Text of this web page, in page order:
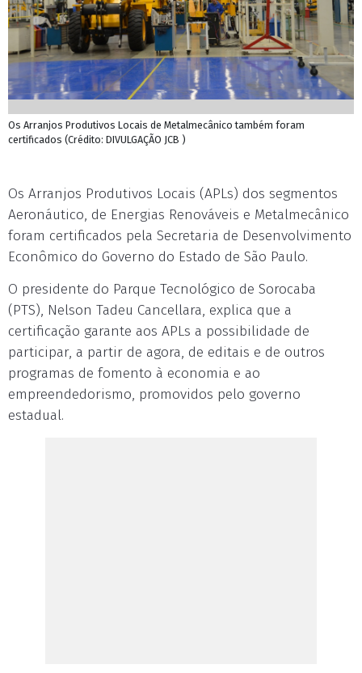
Os Arranjos Produtivos Locais de Metalmecânico também foram
certificados (Crédito: DIVULGAÇÃO JCB )
Os Arranjos Produtivos Locais (APLs) dos segmentos
Aeronáutico, de Energias Renováveis e Metalmecânico
foram certificados pela Secretaria de Desenvolvimento
Econômico do Governo do Estado de São Paulo.
O presidente do Parque Tecnológico de Sorocaba
(PTS), Nelson Tadeu Cancellara, explica que a
certificação garante aos APLs a possibilidade de
participar, a partir de agora, de editais e de outros
programas de fomento à economia e ao
empreendedorismo, promovidos pelo governo
estadual.